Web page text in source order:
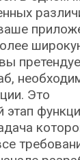
Это
этап